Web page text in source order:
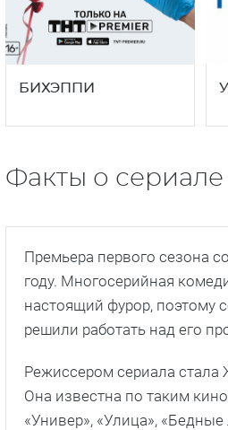
БИХЭППИ
Факты о сериале
Премьера первого сезона
году. Многосерийная
настоящий фурор, поэтому
решили работать над его
Режиссером сериала стала
Она известна по таким
«Универ», «Улица»,